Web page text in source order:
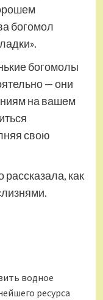
богомол
богомолы
— они
на вашем
свою
как
водное
ресурса